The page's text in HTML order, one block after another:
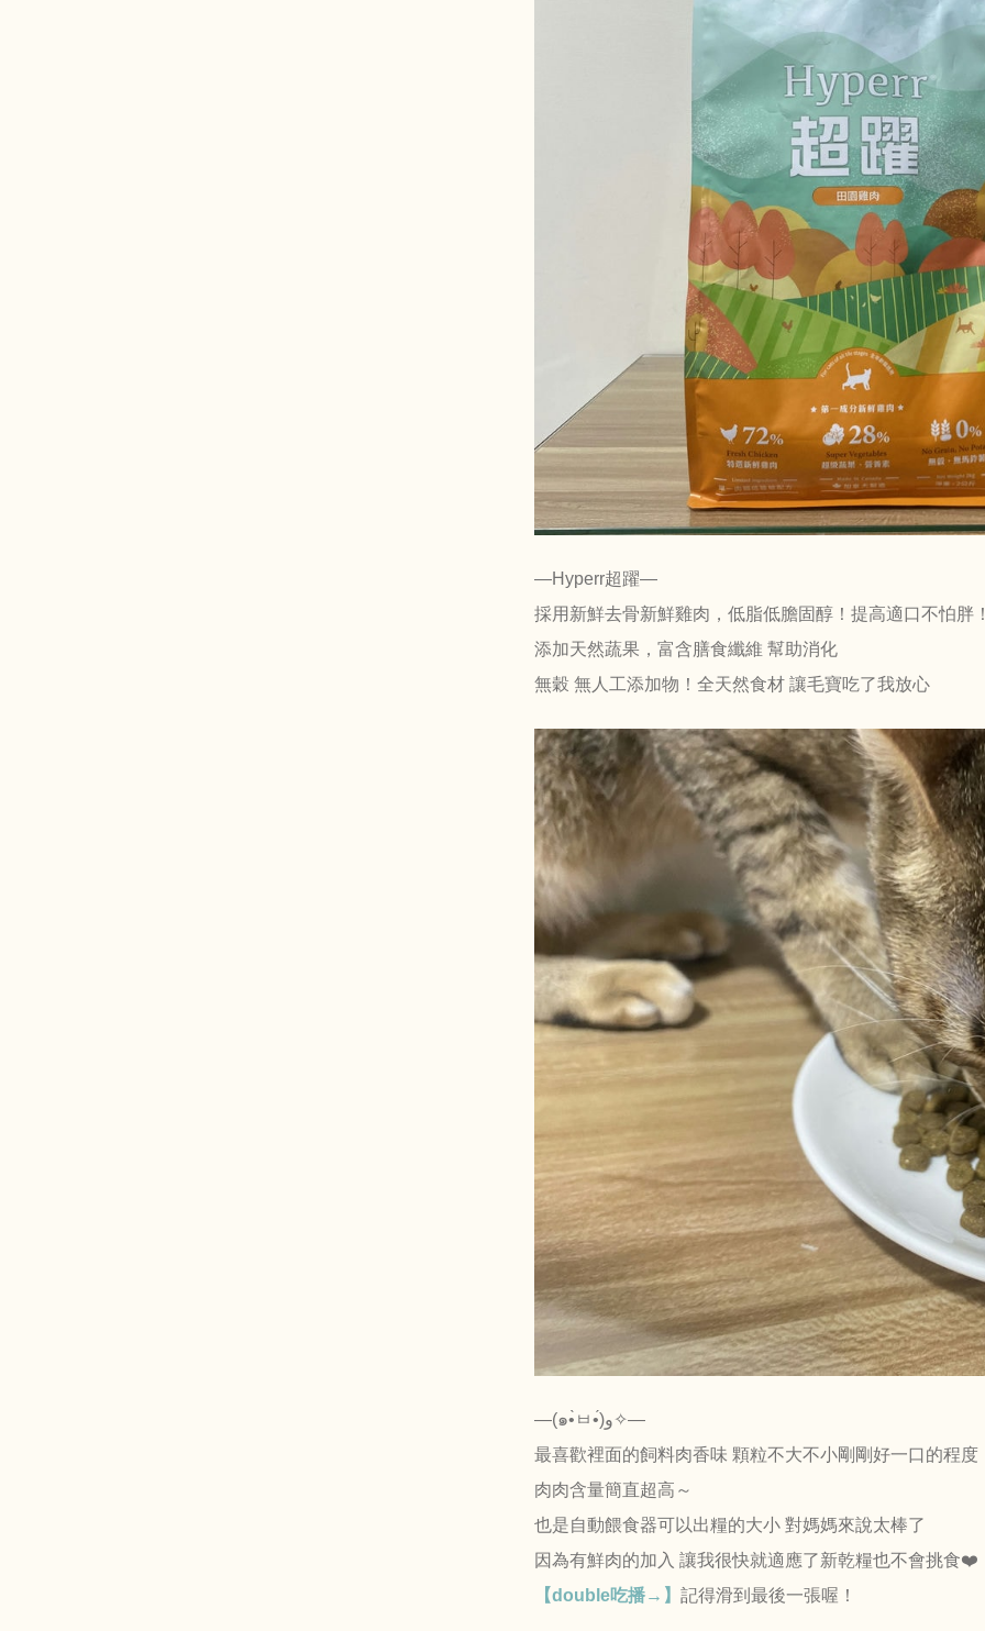
—Hyperr超躍—
採用新鮮去骨新鮮雞肉，低脂低膽固醇！提高適口不怕胖
添加天然蔬果，富含膳食纖維 幫助消化
無穀 無人工添加物！全天然食材 讓毛寶吃了我放心
—(๑•̀ㅂ•́)و✧—
最喜歡裡面的飼料肉香味 顆粒不大不小剛剛好一口的程度
肉肉含量簡直超高～
也是自動餵食器可以出糧的大小 對媽媽來說太棒了
因為有鮮肉的加入 讓我很快就適應了新乾糧也不會挑食❤️
【double吃播→】 記得滑到最後一張喔！